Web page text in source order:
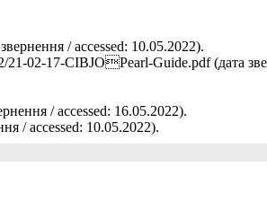
/ accessed: 10.05.2022).
21-02-17-CIBJOPearl-Guide.pdf (дата
/ accessed: 16.05.2022).
/ accessed: 10.05.2022).